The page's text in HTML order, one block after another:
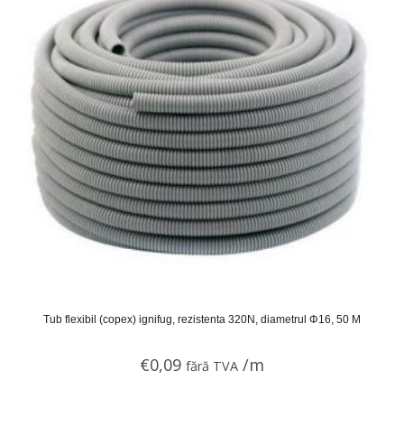
Tub flexibil (copex) ignifug, rezistenta 320N, diametrul Φ16, 50 M
€0,09 fără TVA /m